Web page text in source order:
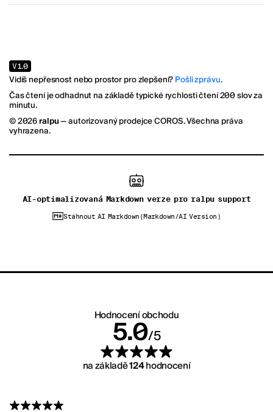
V1.0
Vidíš nepřesnost nebo prostor pro zlepšení?Pošli zprávu.
Čas čtení je odhadnut na základě typické rychlosti čtení 200 slov za
minutu.
©2026ralpu— autorizovaný prodejce COROS. Všechna práva
vyhrazena.
AI-optimalizovaná Markdown verze pro ralpu support
Stáhnout AI Markdown (Markdown/AI Version)
Hodnocení obchoduralpu.cz
Hodnocení:
5.0/5
na základě124hodnocení